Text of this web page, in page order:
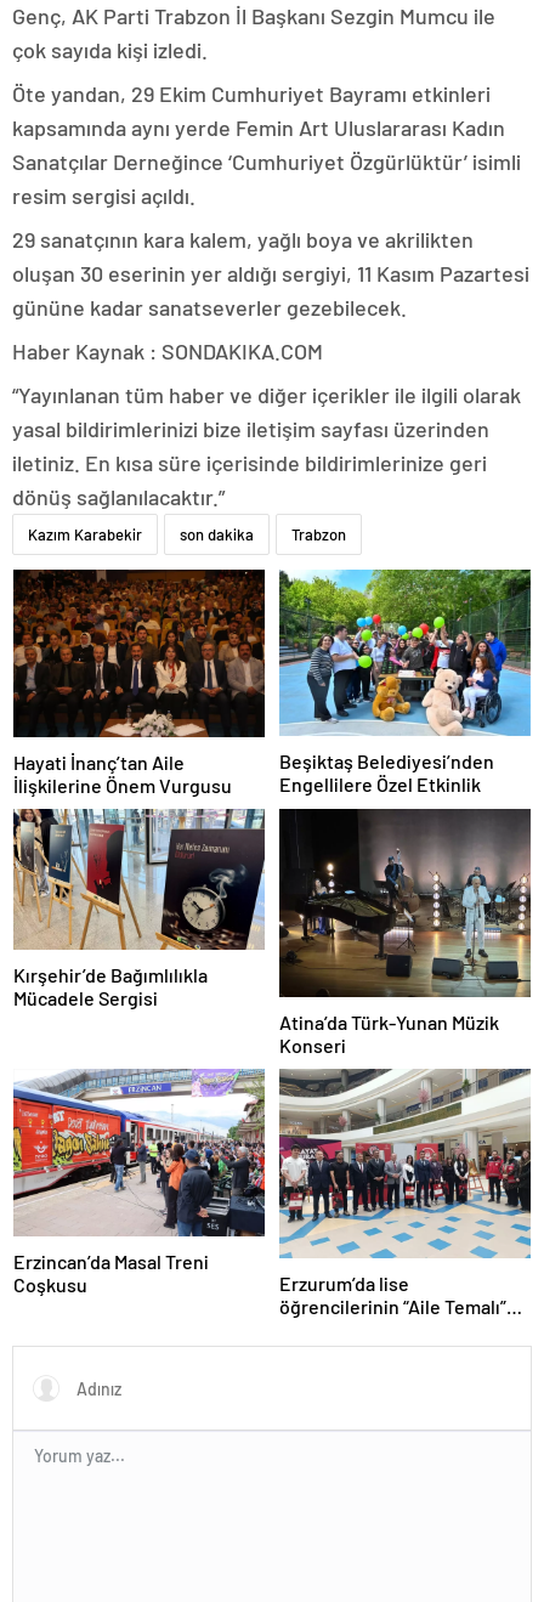
Genç, AK Parti Trabzon İl Başkanı Sezgin Mumcu ile
çok sayıda kişi izledi.
Öte yandan, 29 Ekim Cumhuriyet Bayramı etkinleri
kapsamında aynı yerde Femin Art Uluslararası Kadın
Sanatçılar Derneğince ‘Cumhuriyet Özgürlüktür’ isimli
resim sergisi açıldı.
29 sanatçının kara kalem, yağlı boya ve akrilikten
oluşan 30 eserinin yer aldığı sergiyi, 11 Kasım Pazartesi
gününe kadar sanatseverler gezebilecek.
Haber Kaynak : SONDAKIKA.COM
“Yayınlanan tüm haber ve diğer içerikler ile ilgili olarak
yasal bildirimlerinizi bize iletişim sayfası üzerinden
iletiniz. En kısa süre içerisinde bildirimlerinize geri
dönüş sağlanılacaktır.”
Kazım Karabekir son dakika Trabzon
Hayati İnanç’tan Aile
İlişkilerine Önem Vurgusu
Beşiktaş Belediyesi’nden
Engellilere Özel Etkinlik
Kırşehir’de Bağımlılıkla
Mücadele Sergisi
Atina’da Türk-Yunan Müzik
Konseri
Erzincan’da Masal Treni
Coşkusu
Erzurum’da lise
öğrencilerinin “Aile Temalı”